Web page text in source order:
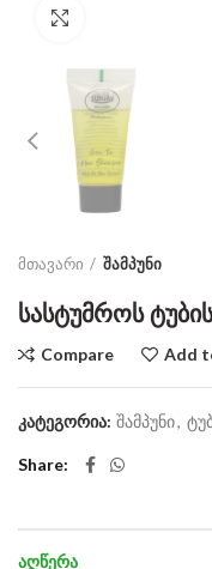
მთავარი შამპუნი
სასტუმროს
Compare Add
კატეგორია: შამპუნი,
Share
ᲐᲦᲬᲔᲠᲐ